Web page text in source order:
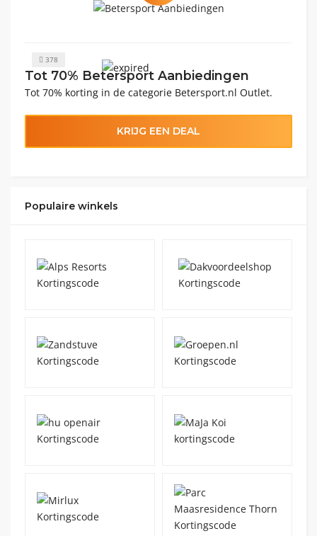
378
Tot 70% Betersport Aanbiedingen
Tot 70% korting in de categorie Betersport.nl Outlet.
KRIJG EEN DEAL
Populaire winkels